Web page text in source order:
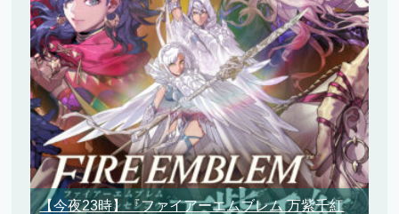
【今夜23時】『ファイアーエムブレム 万紫千紅